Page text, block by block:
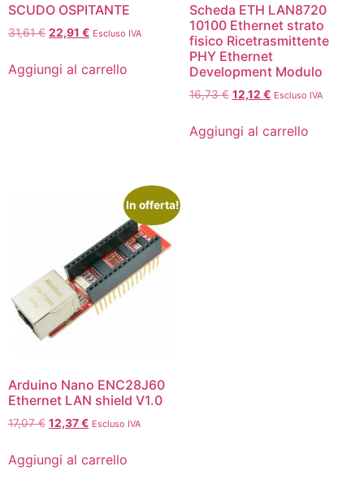
SCUDO OSPITANTE
31,61€ 22,91 € Escluso IVA
Aggiungi al carrello
Scheda ETH LAN8720
10100 Ethernet strato
fisico Ricetrasmittente
PHY Ethernet
Development Modulo
16,73€ 12,12 € Escluso IVA
Aggiungi al carrello
In offerta!
Arduino Nano ENC28J60
Ethernet LAN shield V1.0
17,07€ 12,37€ Escluso IVA
Aggiungi al carrello